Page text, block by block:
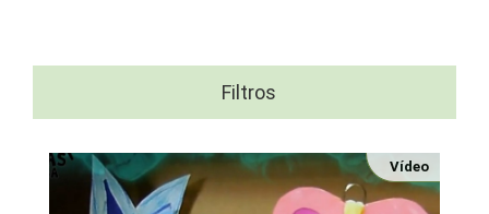
Filtros
Vídeo